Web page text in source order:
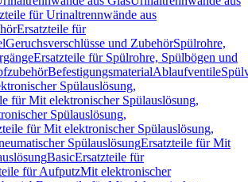
für Urinaltrennwände aus
Ersatzteile für
Geruchsverschlüsse und ZubehörSpülrohre,
Ersatzteile für Spülrohre, Spülbögen und
BefestigungsmaterialAblaufventile
Spülauslösung,
für Mit elektronischer Spülauslösung,
Spülauslösung,
für Mit elektronischer Spülauslösung,
SpülauslösungErsatzteile für Mit
BasicErsatzteile für
für AufputzMit elektronischer